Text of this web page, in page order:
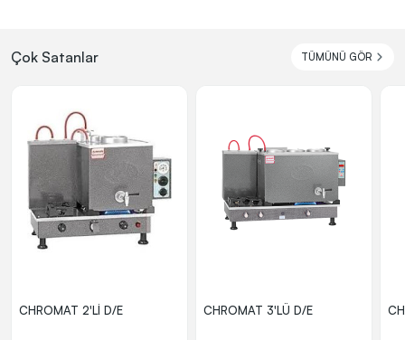
Çok Satanlar TÜMÜNÜ GÖR
CHROMAT 2'Lİ D/E CHROMAT 3'LÜ D/E